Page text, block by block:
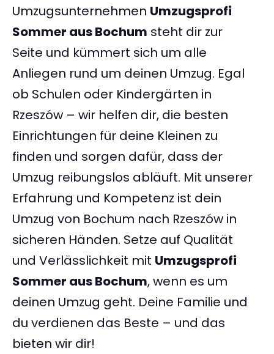
Umzugsunternehmen Umzugsprofi
Sommer aus Bochum steht dir zur
Seite und kümmert sich um alle
Anliegen rund um deinen Umzug. Egal
ob Schulen oder Kindergärten in
Rzeszów – wir helfen dir, die besten
Einrichtungen für deine Kleinen zu
finden und sorgen dafür, dass der
Umzug reibungslos abläuft. Mit unserer
Erfahrung und Kompetenz ist dein
Umzug von Bochum nach Rzeszów in
sicheren Händen. Setze auf Qualität
und Verlässlichkeit mit Umzugsprofi
Sommer aus Bochum, wenn es um
deinen Umzug geht. Deine Familie und
du verdienen das Beste – und das
bieten wir dir!